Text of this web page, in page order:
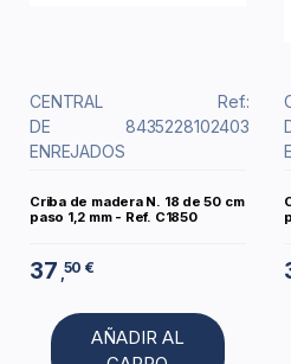
CENTRAL
DE
ENREJADOS
Ref.:
8435228102403
Criba de madera N. 18 de 50 cm
paso 1,2 mm - Ref. C1850
37 ,50 €
AÑADIR AL